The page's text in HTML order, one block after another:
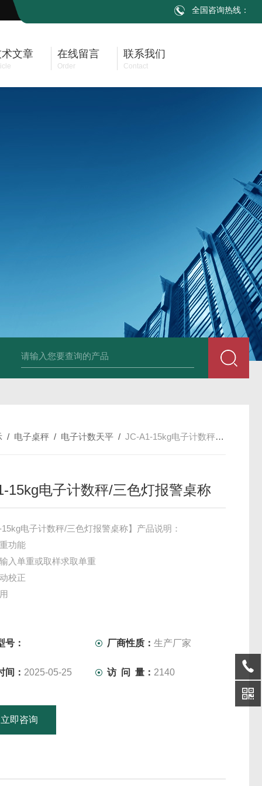
全国咨询热线：
文章 在线留言
Order
联系我们
Contact
JDT-WN-Q20S食品
/ 电子桌秤 / 电子计数天平 /JC-A1-15kg电子计数秤/三色灯报警桌称
15kg电子计数秤/三色灯报警桌称
电子计数秤/三色灯报警桌称】产品说明：
功能
入单重或取样求取单重
校正
号： 厂商性质：生产厂家
间： 2025-05-25 访 问 量： 2140
立即咨询